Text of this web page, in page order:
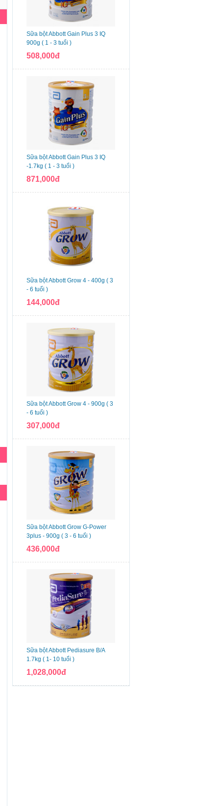
Sữa bột Abbott Gain Plus 3 IQ
900g ( 1 - 3 tuổi )
508,000đ
Sữa bột Abbott Gain Plus 3 IQ
-1.7kg ( 1 - 3 tuổi )
871,000đ
Sữa bột Abbott Grow 4 - 400g ( 3
- 6 tuổi )
144,000đ
Sữa bột Abbott Grow 4 - 900g ( 3
- 6 tuổi )
307,000đ
Sữa bột Abbott Grow G-Power
3plus - 900g ( 3 - 6 tuổi )
436,000đ
Sữa bột Abbott Pediasure B/A
1.7kg ( 1- 10 tuổi )
1,028,000đ